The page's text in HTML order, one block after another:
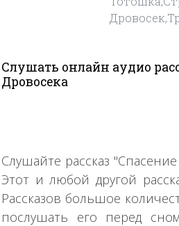
Слушать онлайн аудио
Дровосека
Слушайте рассказ
Этот и любой другой
Рассказов большое
послушать его перед